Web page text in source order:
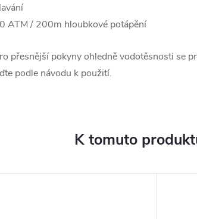
ATM / 200m hloubkové potápění
přesnější pokyny ohledně vodotěsnosti se
podle návodu k použití.
K tomuto